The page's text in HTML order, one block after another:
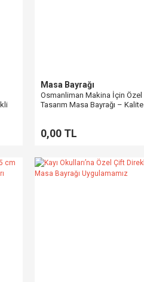
Masa Bayrağı
Osmanliman Makina İçin Özel
Tasarım Masa Bayrağı – Kalite
0,00 TL